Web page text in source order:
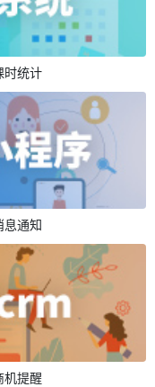
时统计
息通知
机提醒